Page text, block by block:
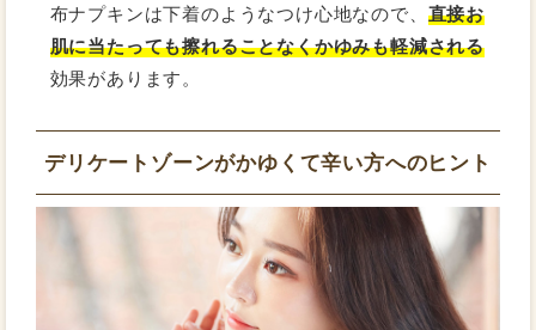
布ナプキンは下着のようなつけ心地なので、 直接お
肌に当たっても擦れることなくかゆみも軽減される
効果があります。
デリケートゾーンがかゆくて辛い方へのヒント